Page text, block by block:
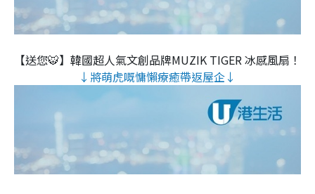
【送您🐯】韓國超人氣文創品牌MUZIK TIGER 冰感風扇！
↓將萌虎嘅慵懶療癒帶返屋企↓